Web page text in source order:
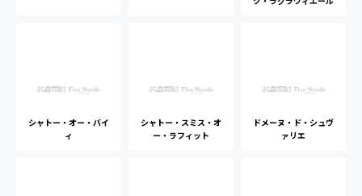
シャトー・オー・バイ
ィ
シャトー・スミス・オ
ー・ラフィット
ドメーヌ・ド・シュヴ
ァリエ